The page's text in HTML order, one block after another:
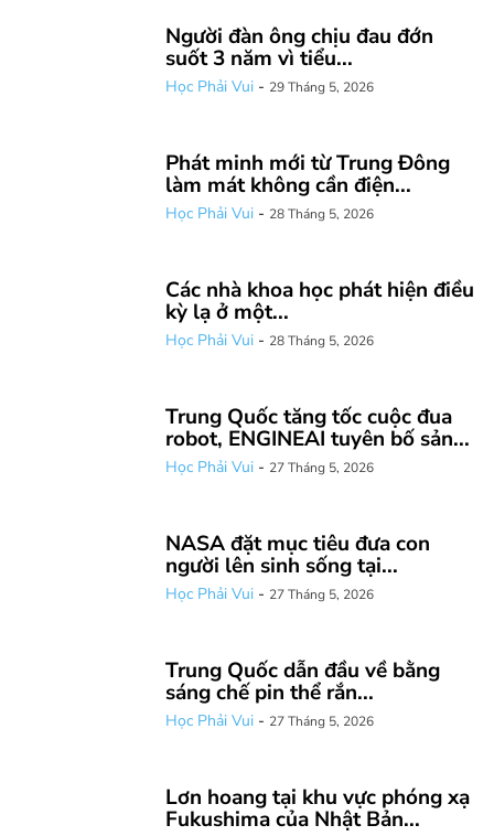
Người đàn ông chịu đau đớn
suốt 3 năm vì tiểu...
Học Phải Vui - 29 Tháng 5, 2026
Phát minh mới từ Trung Đông
làm mát không cần điện...
Học Phải Vui - 28 Tháng 5, 2026
Các nhà khoa học phát hiện điều
kỳ lạ ở một...
Học Phải Vui - 28 Tháng 5, 2026
Trung Quốc tăng tốc cuộc đua
robot, ENGINEAI tuyên bố sản...
Học Phải Vui - 27 Tháng 5, 2026
NASA đặt mục tiêu đưa con
người lên sinh sống tại...
Học Phải Vui - 27 Tháng 5, 2026
Trung Quốc dẫn đầu về bằng
sáng chế pin thể rắn...
Học Phải Vui - 27 Tháng 5, 2026
Lơn hoang tại khu vực phóng xạ
Fukushima của Nhật Bản...